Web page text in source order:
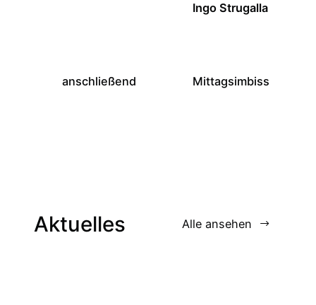
Ingo Strugalla
anschließend Mittagsimbiss
Aktuelles Alle ansehen